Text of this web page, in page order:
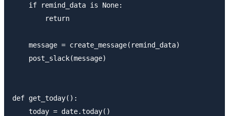
    if remind_data is None:
        return
    message = create_message(remind_data)
    post_slack(message)
def get_today():
    today = date.today()